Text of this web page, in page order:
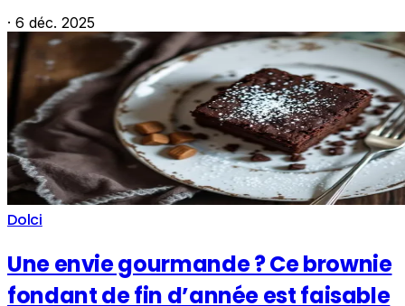
· 6 déc. 2025
Dolci
Une envie gourmande ? Ce brownie
fondant de fin d’année est faisable